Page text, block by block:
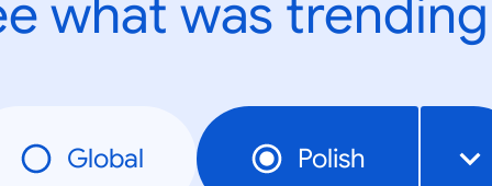
what was
Global Polish